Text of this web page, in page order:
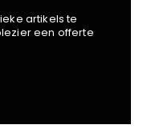
artikels te
een offerte